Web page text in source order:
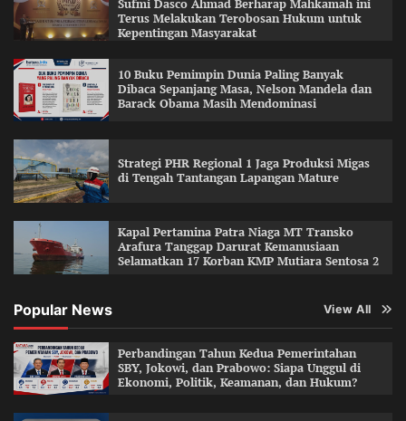
Sufmi Dasco Ahmad Berharap Mahkamah ini
Terus Melakukan Terobosan Hukum untuk
Kepentingan Masyarakat
10 Buku Pemimpin Dunia Paling Banyak
Dibaca Sepanjang Masa, Nelson Mandela dan
Barack Obama Masih Mendominasi
Strategi PHR Regional 1 Jaga Produksi Migas
di Tengah Tantangan Lapangan Mature
Kapal Pertamina Patra Niaga MT Transko
Arafura Tanggap Darurat Kemanusiaan
Selamatkan 17 Korban KMP Mutiara Sentosa 2
Popular News View All
Perbandingan Tahun Kedua Pemerintahan
SBY, Jokowi, dan Prabowo: Siapa Unggul di
Ekonomi, Politik, Keamanan, dan Hukum?